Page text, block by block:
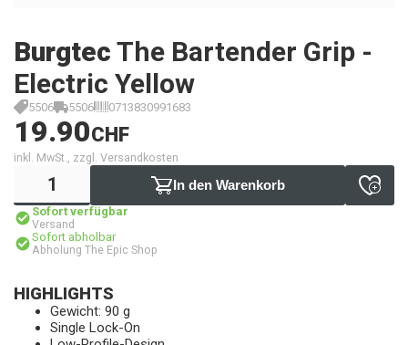
Burgtec The Bartender Grip -
Electric Yellow
5506 5506 0713830991683
19.90CHF
inkl. MwSt., zzgl. Versandkosten
In den Warenkorb
Sofort verfügbar
Versand
Sofort abholbar
Abholung The Epic Shop
HIGHLIGHTS
Gewicht: 90 g
Single Lock-On